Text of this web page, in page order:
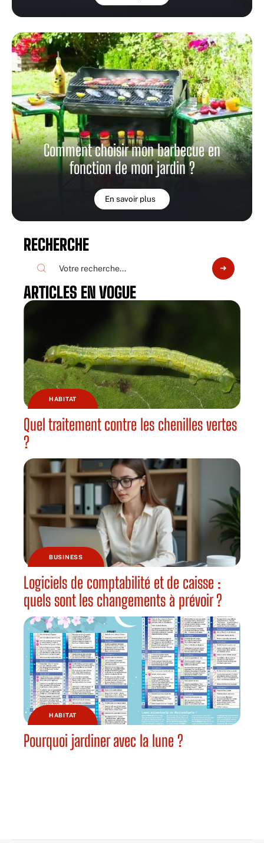
Comment choisir mon barbecue en
fonction de mon jardin ?
En savoir plus
RECHERCHE
ARTICLES EN VOGUE
HABITAT
Quel traitement contre les chenilles vertes
?
BUSINESS
Logiciels de comptabilité et de caisse :
quels sont les changements à prévoir ?
HABITAT
Pourquoi jardiner avec la lune ?